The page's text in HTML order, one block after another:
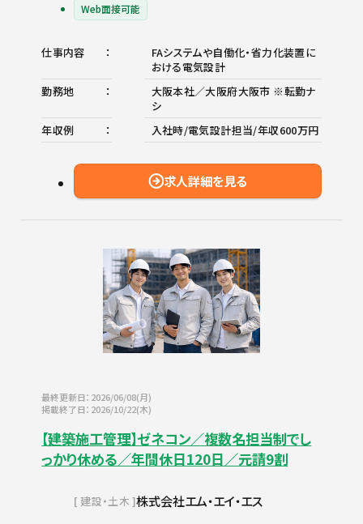
Web面接可能
仕事内容
FAシステムや自働化・省力化装置に
おける電気設計
勤務地
大阪本社／大阪府大阪市 ※転勤ナ
シ
年収例
入社時/電気設計担当/年収600万円
求人詳細を見る
最終更新日：2026/06/08(月)
掲載終了日：2026/10/22(木)
【建築施工管理】ゼネコン／複数名担当制でし
っかり休める／年間休日120日／元請9割
建設・土木 株式会社エム・エイ・エス